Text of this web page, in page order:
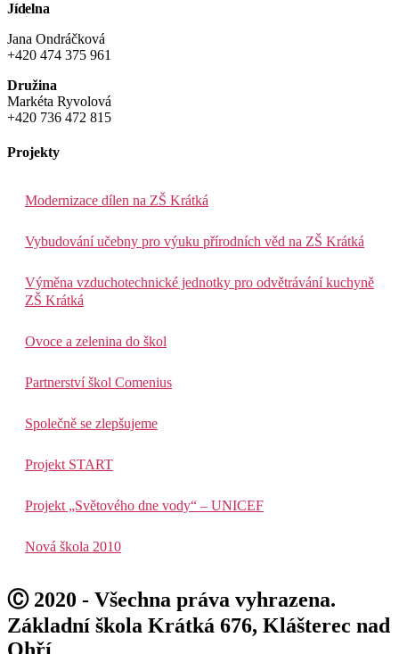
Jídelna
Jana Ondráčková
+420 474 375 961
Družina
Markéta Ryvolová
+420 736 472 815
Projekty
Modernizace dílen na ZŠ Krátká
Vybudování učebny pro výuku přírodních věd na ZŠ Krátká
Výměna vzduchotechnické jednotky pro odvětrávání kuchyně
ZŠ Krátká
Ovoce a zelenina do škol
Partnerství škol Comenius
Společně se zlepšujeme
Projekt START
Projekt „Světového dne vody“ – UNICEF
Nová škola 2010
Ⓒ 2020 - Všechna práva vyhrazena.
Základní škola Krátká 676, Klášterec nad
Ohří